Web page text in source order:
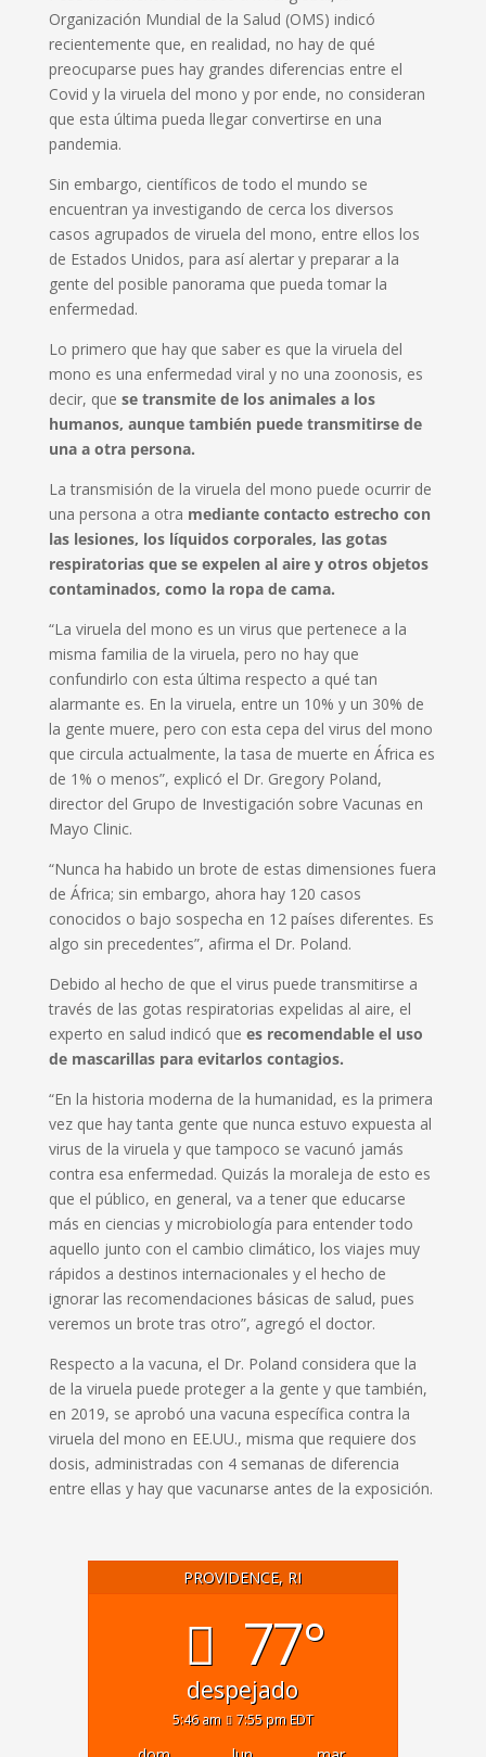
Organización Mundial de la Salud (OMS) indicó
recientemente que, en realidad, no hay de qué
preocuparse pues hay grandes diferencias entre el
Covid y la viruela del mono y por ende, no consideran
que esta última pueda llegar convertirse en una
pandemia.
Sin embargo, científicos de todo el mundo se
encuentran ya investigando de cerca los diversos
casos agrupados de viruela del mono, entre ellos los
de Estados Unidos, para así alertar y preparar a la
gente del posible panorama que pueda tomar la
enfermedad.
Lo primero que hay que saber es que la viruela del
mono es una enfermedad viral y no una zoonosis, es
decir, que se transmite de los animales a los
humanos, aunque también puede transmitirse de
una a otra persona.
La transmisión de la viruela del mono puede ocurrir de
una persona a otra mediante contacto estrecho con
las lesiones, los líquidos corporales, las gotas
respiratorias que se expelen al aire y otros objetos
contaminados, como la ropa de cama.
“La viruela del mono es un virus que pertenece a la
misma familia de la viruela, pero no hay que
confundirlo con esta última respecto a qué tan
alarmante es. En la viruela, entre un 10% y un 30% de
la gente muere, pero con esta cepa del virus del mono
que circula actualmente, la tasa de muerte en África es
de 1% o menos”, explicó el Dr. Gregory Poland,
director del Grupo de Investigación sobre Vacunas en
Mayo Clinic.
“Nunca ha habido un brote de estas dimensiones fuera
de África; sin embargo, ahora hay 120 casos
conocidos o bajo sospecha en 12 países diferentes. Es
algo sin precedentes”, afirma el Dr. Poland.
Debido al hecho de que el virus puede transmitirse a
través de las gotas respiratorias expelidas al aire, el
experto en salud indicó que es recomendable el uso
de mascarillas para evitarlos contagios.
“En la historia moderna de la humanidad, es la primera
vez que hay tanta gente que nunca estuvo expuesta al
virus de la viruela y que tampoco se vacunó jamás
contra esa enfermedad. Quizás la moraleja de esto es
que el público, en general, va a tener que educarse
más en ciencias y microbiología para entender todo
aquello junto con el cambio climático, los viajes muy
rápidos a destinos internacionales y el hecho de
ignorar las recomendaciones básicas de salud, pues
veremos un brote tras otro”, agregó el doctor.
Respecto a la vacuna, el Dr. Poland considera que la
de la viruela puede proteger a la gente y que también,
en 2019, se aprobó una vacuna específica contra la
viruela del mono en EE.UU., misma que requiere dos
dosis, administradas con 4 semanas de diferencia
entre ellas y hay que vacunarse antes de la exposición.
PROVIDENCE, RI
77°
despejado
5:46 am 7:55 pm EDT